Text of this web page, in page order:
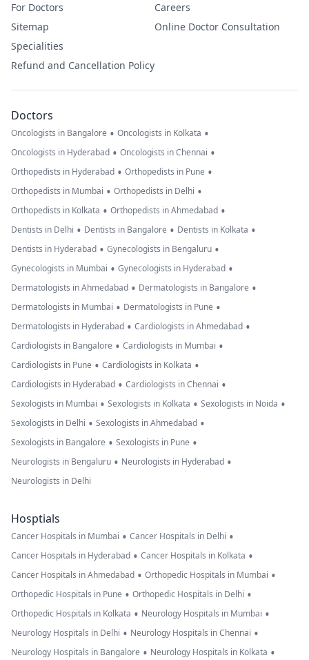
For Doctors
Sitemap
Specialities
Refund and Cancellation Policy
Careers
Online Doctor Consultation
Doctors
Oncologists in Bangalore • Oncologists in Kolkata •
Oncologists in Hyderabad • Oncologists in Chennai •
Orthopedists in Hyderabad • Orthopedists in Pune •
Orthopedists in Mumbai • Orthopedists in Delhi •
Orthopedists in Kolkata • Orthopedists in Ahmedabad •
Dentists in Delhi • Dentists in Bangalore • Dentists in Kolkata •
Dentists in Hyderabad • Gynecologists in Bengaluru •
Gynecologists in Mumbai • Gynecologists in Hyderabad •
Dermatologists in Ahmedabad • Dermatologists in Bangalore •
Dermatologists in Mumbai • Dermatologists in Pune •
Dermatologists in Hyderabad • Cardiologists in Ahmedabad •
Cardiologists in Bangalore • Cardiologists in Mumbai •
Cardiologists in Pune • Cardiologists in Kolkata •
Cardiologists in Hyderabad • Cardiologists in Chennai •
Sexologists in Mumbai • Sexologists in Kolkata • Sexologists in Noida •
Sexologists in Delhi • Sexologists in Ahmedabad •
Sexologists in Bangalore • Sexologists in Pune •
Neurologists in Bengaluru • Neurologists in Hyderabad •
Neurologists in Delhi
Hosptials
Cancer Hospitals in Mumbai • Cancer Hospitals in Delhi •
Cancer Hospitals in Hyderabad • Cancer Hospitals in Kolkata •
Cancer Hospitals in Ahmedabad • Orthopedic Hospitals in Mumbai •
Orthopedic Hospitals in Pune • Orthopedic Hospitals in Delhi •
Orthopedic Hospitals in Kolkata • Neurology Hospitals in Mumbai •
Neurology Hospitals in Delhi • Neurology Hospitals in Chennai •
Neurology Hospitals in Bangalore • Neurology Hospitals in Kolkata •